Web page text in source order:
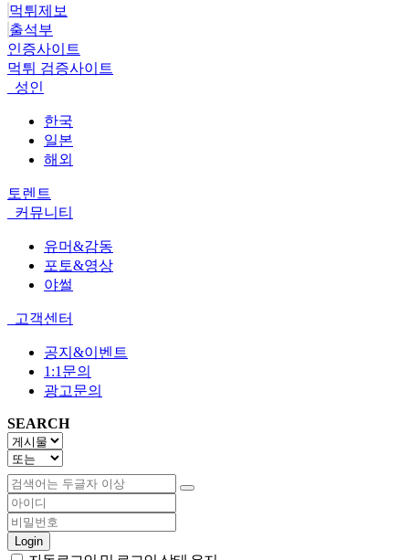
먹튀제보
출석부
인증사이트
먹튀 검증사이트
성인
한국
일본
해외
토렌트
커뮤니티
유머&감동
포토&영상
야썰
고객센터
공지&이벤트
1:1문의
광고문의
SEARCH
Login